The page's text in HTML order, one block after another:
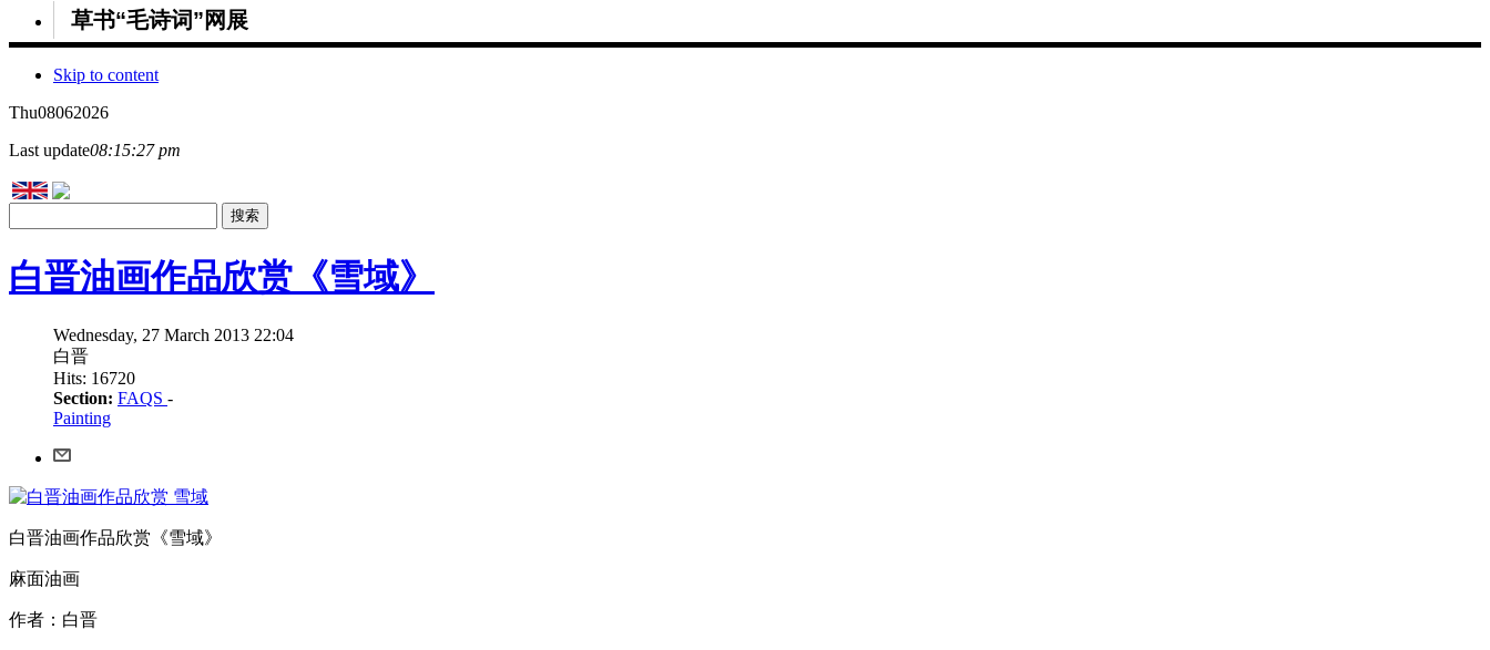
草书“毛诗词”网展
Skip to content
Thu08062026
Last update08:15:27 pm
白晋油画作品欣赏《雪域》
Wednesday, 27 March 2013 22:04
白晋
Hits: 16720
Section: FAQS -
Painting
白晋油画作品欣赏《雪域》
麻面油画
作者：白晋